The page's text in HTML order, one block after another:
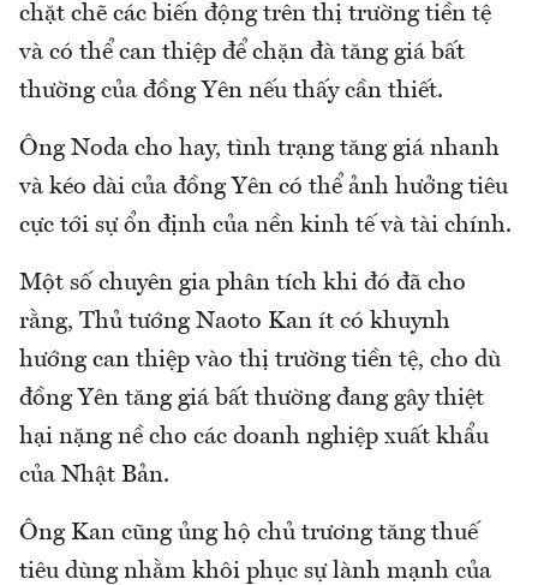
chặt chẽ các biến động trên thị trường tiền tệ
và có thể can thiệp để chặn đà tăng giá bất
thường của đồng Yên nếu thấy cần thiết.
Ông Noda cho hay, tình trạng tăng giá nhanh
và kéo dài của đồng Yên có thể ảnh hưởng tiêu
cực tới sự ổn định của nền kinh tế và tài chính.
Một số chuyên gia phân tích khi đó đã cho
rằng, Thủ tướng Naoto Kan ít có khuynh
hướng can thiệp vào thị trường tiền tệ, cho dù
đồng Yên tăng giá bất thường đang gây thiệt
hại nặng nề cho các doanh nghiệp xuất khẩu
của Nhật Bản.
Ông Kan cũng ủng hộ chủ trương tăng thuế
tiêu dùng nhằm khôi phục sự lành mạnh của